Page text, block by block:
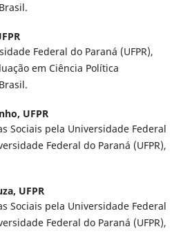
Federal do Paraná (UFPR),
em Ciência Política
UFPR
Sociais pela Universidade Federal
Federal do Paraná (UFPR),
UFPR
Sociais pela Universidade Federal
Federal do Paraná (UFPR),